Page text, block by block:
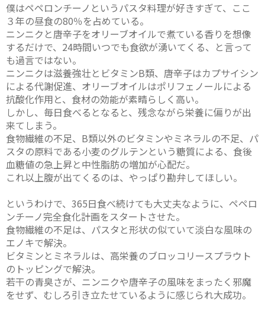
僕はペペロンチーノというパスタ料理が好きすぎて、ここ
３年の昼食の80％を占めている。
ニンニクと唐辛子をオリーブオイルで煮ている香りを想像
するだけで、24時間いつでも食欲が湧いてくる、と言って
も過言ではない。
ニンニクは滋養強壮とビタミンB類、唐辛子はカプサイシン
による代謝促進、オリーブオイルはポリフェノールによる
抗酸化作用と、食材の効能が素晴らしく高い。
しかし、毎日食べるとなると、残念ながら栄養に偏りが出
来てしまう。
食物繊維の不足、B類以外のビタミンやミネラルの不足、パ
スタの原料である小麦のグルテンという糖質による、食後
血糖値の急上昇と中性脂肪の増加が心配だ。
これ以上腹が出てくるのは、やっぱり勘弁してほしい。
というわけで、365日食べ続けても大丈夫なように、ペペロ
ンチーノ完全食化計画をスタートさせた。
食物繊維の不足は、パスタと形状の似ていて淡白な風味の
エノキで解決。
ビタミンとミネラルは、高栄養のブロッコリースプラウト
のトッピングで解決。
若干の青臭さが、ニンニクや唐辛子の風味をまったく邪魔
をせず、むしろ引き立たせているように感じられ大成功。